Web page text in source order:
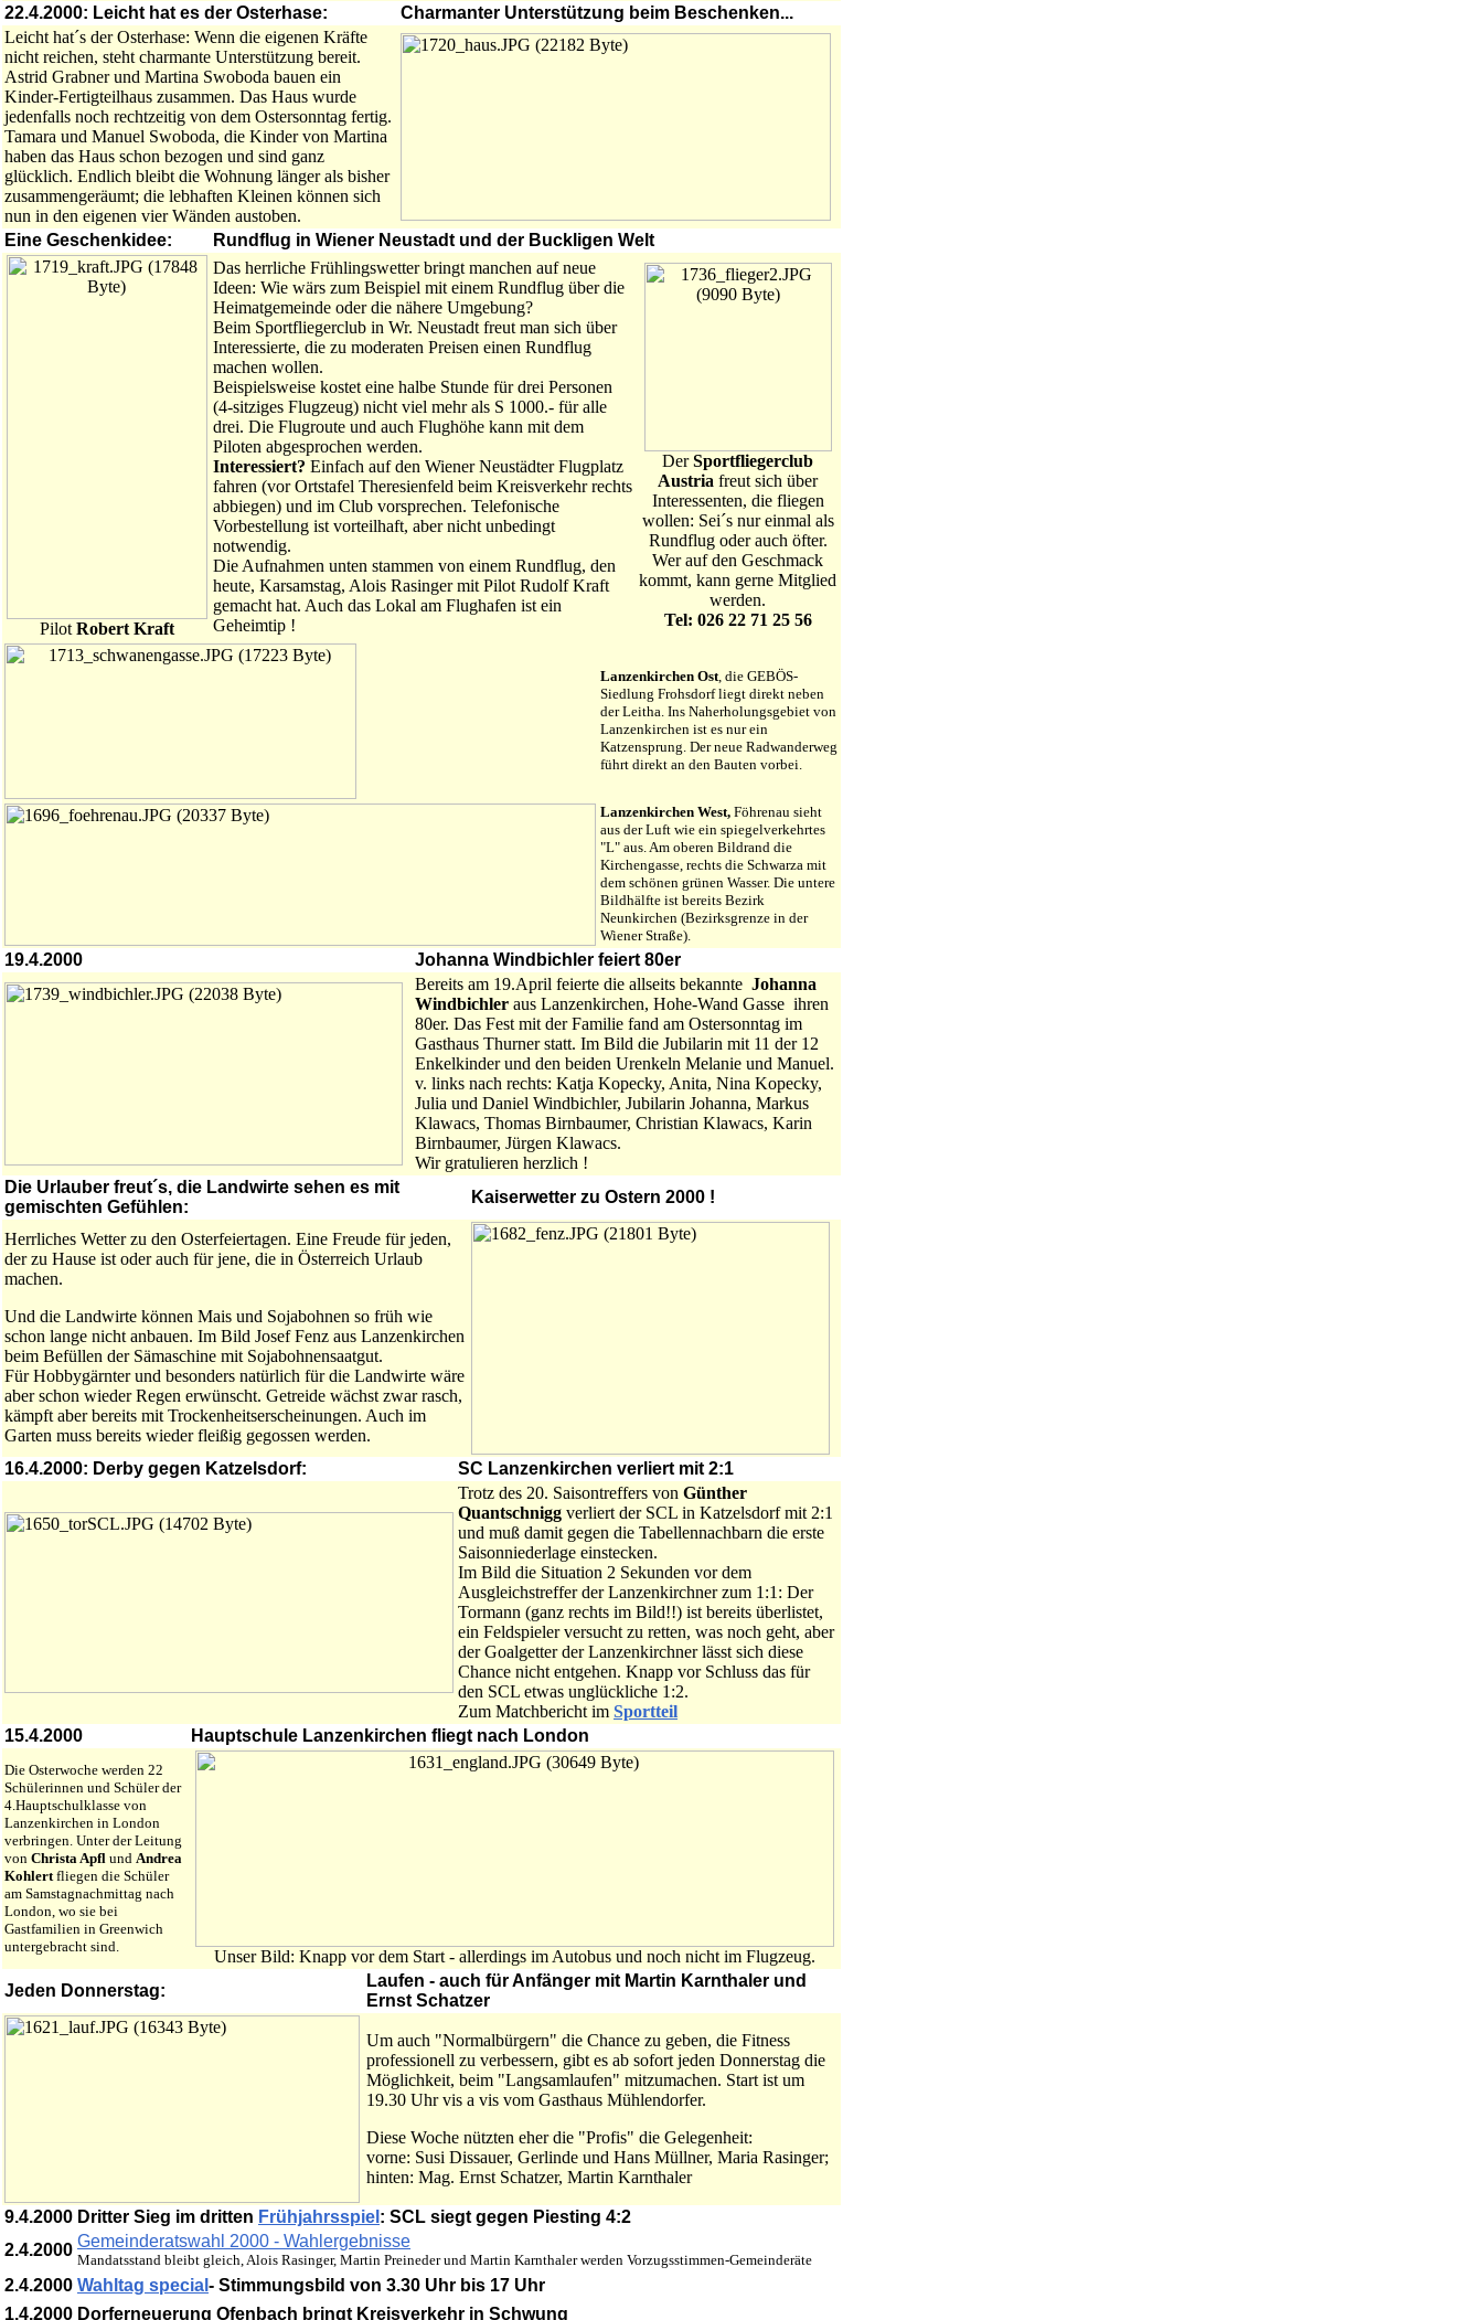
22.4.2000: Leicht hat es der Osterhase:
Charmanter Unterstützung beim Beschenken...
Leicht hat´s der Osterhase: Wenn die eigenen Kräfte
nicht reichen, steht charmante Unterstützung bereit.
Astrid Grabner und Martina Swoboda bauen ein
Kinder-Fertigteilhaus zusammen. Das Haus wurde
jedenfalls noch rechtzeitig von dem Ostersonntag fertig.
Tamara und Manuel Swoboda, die Kinder von Martina
haben das Haus schon bezogen und sind ganz
glücklich. Endlich bleibt die Wohnung länger als bisher
zusammengeräumt; die lebhaften Kleinen können sich
nun in den eigenen vier Wänden austoben.
Eine Geschenkidee:
Rundflug in Wiener Neustadt und der Buckligen Welt
Pilot Robert Kraft
Das herrliche Frühlingswetter bringt manchen auf neue
Ideen: Wie wärs zum Beispiel mit einem Rundflug über die
Heimatgemeinde oder die nähere Umgebung?
Beim Sportfliegerclub in Wr. Neustadt freut man sich über
Interessierte, die zu moderaten Preisen einen Rundflug
machen wollen.
Beispielsweise kostet eine halbe Stunde für drei Personen
(4-sitziges Flugzeug) nicht viel mehr als S 1000.- für alle
drei. Die Flugroute und auch Flughöhe kann mit dem
Piloten abgesprochen werden.
Interessiert? Einfach auf den Wiener Neustädter Flugplatz
fahren (vor Ortstafel Theresienfeld beim Kreisverkehr rechts
abbiegen) und im Club vorsprechen. Telefonische
Vorbestellung ist vorteilhaft, aber nicht unbedingt
notwendig.
Die Aufnahmen unten stammen von einem Rundflug, den
heute, Karsamstag, Alois Rasinger mit Pilot Rudolf Kraft
gemacht hat. Auch das Lokal am Flughafen ist ein
Geheimtip !
DerSportfliegerclub
Austria freut sich über
Interessenten, die fliegen
wollen: Sei´s nur einmal als
Rundflug oder auch öfter.
Wer auf den Geschmack
kommt, kann gerne Mitglied
werden.
Tel: 026 22 71 25 56
Lanzenkirchen Ost, die GEBÖS-
Siedlung Frohsdorf liegt direkt neben
der Leitha. Ins Naherholungsgebiet von
Lanzenkirchen ist es nur ein
Katzensprung. Der neue Radwanderweg
führt direkt an den Bauten vorbei.
Lanzenkirchen West, Föhrenau sieht
aus der Luft wie ein spiegelverkehrtes
"L" aus. Am oberen Bildrand die
Kirchengasse, rechts die Schwarza mit
dem schönen grünen Wasser. Die untere
Bildhälfte ist bereits Bezirk
Neunkirchen (Bezirksgrenze in der
Wiener Straße).
19.4.2000
Johanna Windbichler feiert 80er
Bereits am 19.April feierte die allseits bekannte Johanna
Windbichler aus Lanzenkirchen, Hohe-Wand Gasse ihren
80er. Das Fest mit der Familie fand am Ostersonntag im
Gasthaus Thurner statt. Im Bild die Jubilarin mit 11 der 12
Enkelkinder und den beiden Urenkeln Melanie und Manuel.
v. links nach rechts: Katja Kopecky, Anita, Nina Kopecky,
Julia und Daniel Windbichler, Jubilarin Johanna, Markus
Klawacs, Thomas Birnbaumer, Christian Klawacs, Karin
Birnbaumer, Jürgen Klawacs.
Wir gratulieren herzlich !
Die Urlauber freut´s, die Landwirte sehen es mit
gemischten Gefühlen:
Kaiserwetter zu Ostern 2000 !
Herrliches Wetter zu den Osterfeiertagen. Eine Freude für jeden,
der zu Hause ist oder auch für jene, die in Österreich Urlaub
machen.
Und die Landwirte können Mais und Sojabohnen so früh wie
schon lange nicht anbauen. Im Bild Josef Fenz aus Lanzenkirchen
beim Befüllen der Sämaschine mit Sojabohnensaatgut.
Für Hobbygärnter und besonders natürlich für die Landwirte wäre
aber schon wieder Regen erwünscht. Getreide wächst zwar rasch,
kämpft aber bereits mit Trockenheitserscheinungen. Auch im
Garten muss bereits wieder fleißig gegossen werden.
16.4.2000: Derby gegen Katzelsdorf:
SC Lanzenkirchen verliert mit 2:1
Trotz des 20. Saisontreffers von Günther
Quantschnigg verliert der SCL in Katzelsdorf mit 2:1
und muß damit gegen die Tabellennachbarn die erste
Saisonniederlage einstecken.
Im Bild die Situation 2 Sekunden vor dem
Ausgleichstreffer der Lanzenkirchner zum 1:1: Der
Tormann (ganz rechts im Bild!!) ist bereits überlistet,
ein Feldspieler versucht zu retten, was noch geht, aber
der Goalgetter der Lanzenkirchner lässt sich diese
Chance nicht entgehen. Knapp vor Schluss das für
den SCL etwas unglückliche 1:2.
Zum Matchbericht im Sportteil
15.4.2000
Hauptschule Lanzenkirchen fliegt nach London
Die Osterwoche werden 22
Schülerinnen und Schüler der
4.Hauptschulklasse von
Lanzenkirchen in London
verbringen. Unter der Leitung
von Christa Apfl und Andrea
Kohlertfliegen die Schüler
am Samstagnachmittag nach
London, wo sie bei
Gastfamilien in Greenwich
untergebracht sind.
Unser Bild: Knapp vor dem Start - allerdings im Autobus und noch nicht im Flugzeug.
Jeden Donnerstag:
Laufen - auch für Anfänger mit Martin Karnthaler und
Ernst Schatzer
Um auch "Normalbürgern" die Chance zu geben, die Fitness
professionell zu verbessern, gibt es ab sofort jeden Donnerstag die
Möglichkeit, beim "Langsamlaufen" mitzumachen. Start ist um
19.30 Uhr vis a vis vom Gasthaus Mühlendorfer.
Diese Woche nützten eher die "Profis" die Gelegenheit:
vorne: Susi Dissauer, Gerlinde und Hans Müllner, Maria Rasinger;
hinten: Mag. Ernst Schatzer, Martin Karnthaler
9.4.2000 Dritter Sieg im dritten Frühjahrsspiel : SCL siegt gegen Piesting 4:2
2.4.2000 Gemeinderatswahl 2000 - Wahlergebnisse
Mandatsstand bleibt gleich, Alois Rasinger, Martin Preineder und Martin Karnthaler werden Vorzugsstimmen-Gemeinderäte
2.4.2000 Wahltag special - Stimmungsbild von 3.30 Uhr bis 17 Uhr
1.4.2000 Dorferneuerung Ofenbach bringt Kreisverkehr in Schwung